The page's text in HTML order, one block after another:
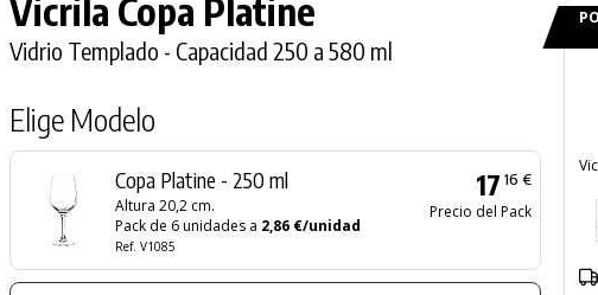
Vicrila Copa Platine
Vidrio Templado - Capacidad 250 a 580 ml
Elige Modelo
Copa Platine - 250 ml
Altura 20,2 cm.
Pack de 6 unidades a 2,86 €/unidad
Ref. V1085
17 16 €
Precio del Pack